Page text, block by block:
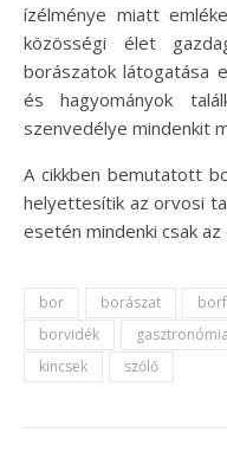
ízélménye miatt
közösségi élet
borászatok látogatása
és hagyományok
szenvedélye mindenkit
A cikkben bemutatott
helyettesítik az orvosi
esetén mindenki csak
bor borászat
borvidék
gasztronómia
kincsek
szőlő